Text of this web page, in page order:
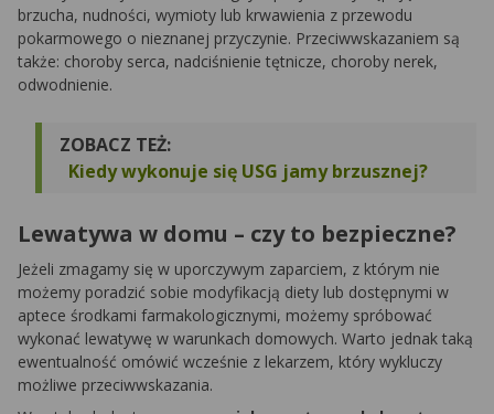
brzucha, nudności, wymioty lub krwawienia z przewodu
pokarmowego o nieznanej przyczynie. Przeciwwskazaniem są
także: choroby serca, nadciśnienie tętnicze, choroby nerek,
odwodnienie.
ZOBACZ TEŻ:
Kiedy wykonuje się USG jamy brzusznej?
Lewatywa w domu – czy to bezpieczne?
Jeżeli zmagamy się w uporczywym zaparciem, z którym nie
możemy poradzić sobie modyfikacją diety lub dostępnymi w
aptece środkami farmakologicznymi, możemy spróbować
wykonać lewatywę w warunkach domowych. Warto jednak taką
ewentualność omówić wcześnie z lekarzem, który wykluczy
możliwe przeciwwskazania.